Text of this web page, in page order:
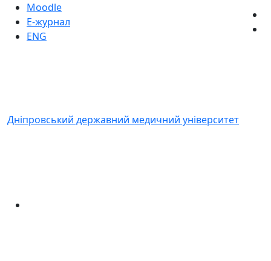
Moodle
Е-журнал
ENG
Дніпровський державний медичний університет